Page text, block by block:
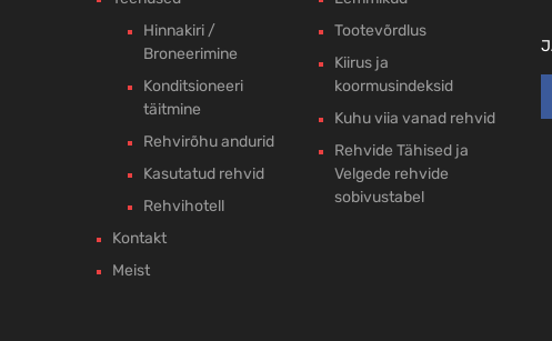
Hinnakiri /
Broneerimine
Konditsioneeri
täitmine
Rehvirõhu andurid
Kasutatud rehvid
Rehvihotell
Kontakt
Meist
Tootevõrdlus
Kiirus ja
koormusindeksid
Kuhu viia vanad rehvid
Rehvide Tähised ja
Velgede rehvide
sobivustabel